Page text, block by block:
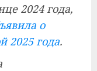
2024 года,
о
2025 года.